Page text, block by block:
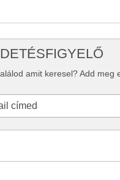
amit keresel? Add meg